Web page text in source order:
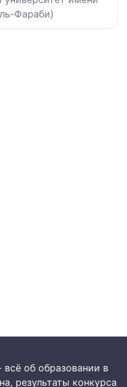
Фараби)
об образовании в
результаты конкурса